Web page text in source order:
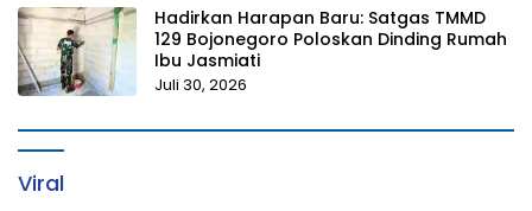
Hadirkan Harapan Baru: Satgas TMMD
129 Bojonegoro Poloskan Dinding Rumah
Ibu Jasmiati
Juli 30, 2026
Viral